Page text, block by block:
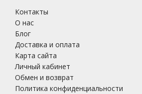
Контакты
О нас
Блог
Доставка и оплата
Карта сайта
Личный кабинет
Обмен и возврат
Политика конфиденциальности